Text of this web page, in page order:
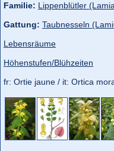
Familie: Lippenblütler
Gattung: Taubnesseln
Lebensräume
Höhenstufen/Blühzeiten
fr: Ortie jaune / it: Ortica